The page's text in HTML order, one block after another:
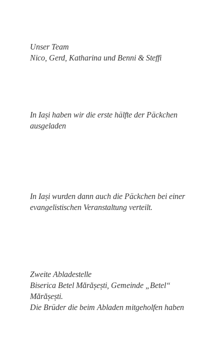
Unser Team
Nico, Gerd, Katharina und Benni & Steffi
In Iași haben wir die erste hälfte der Päckchen
ausgeladen
In Iași wurden dann auch die Päckchen bei einer
evangelistischen Veranstaltung verteilt.
Zweite Abladestelle
Biserica Betel Mărășești, Gemeinde „Betel“
Mărășești.
Die Brüder die beim Abladen mitgeholfen haben